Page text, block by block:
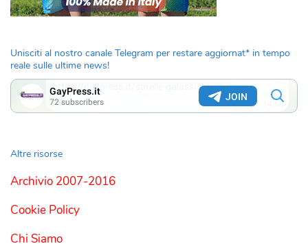
Unisciti al nostro canale Telegram per restare aggiornat* in tempo
reale sulle ultime news!
Altre risorse
Archivio 2007-2016
Cookie Policy
Chi Siamo